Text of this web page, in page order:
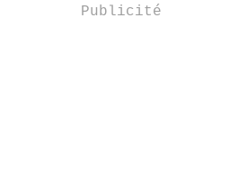
Publicité